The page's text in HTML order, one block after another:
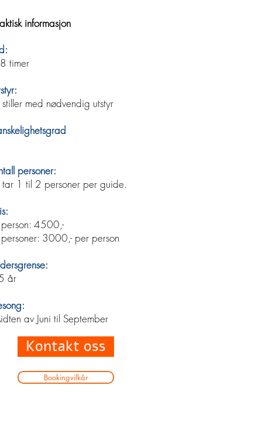
informasjon
timer
stiller med nødvendig utstyr
personer:
tar 1 til 2 personer per guide.
4500,-
3000,- per person
år
av Juni til September
Kontakt oss
Bookingvilkår